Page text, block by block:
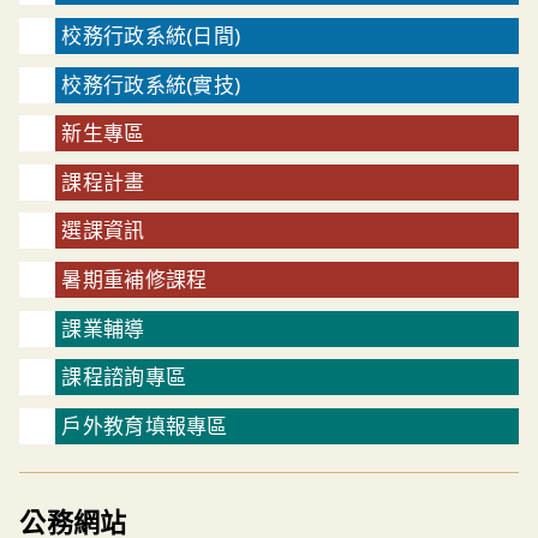
校務行政系統(日間)
校務行政系統(實技)
新生專區
課程計畫
選課資訊
暑期重補修課程
課業輔導
課程諮詢專區
戶外教育填報專區
公務網站